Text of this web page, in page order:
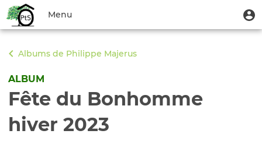
contenu
Menu
du
compte
de
l'utilisateur
Menu
Toggle
navigation
Albums de Philippe Majerus
ALBUM
Fête du Bonhomme
hiver 2023